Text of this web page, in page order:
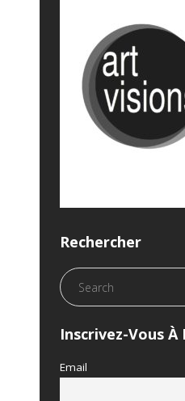
Rechercher
Inscrivez-Vous
Email